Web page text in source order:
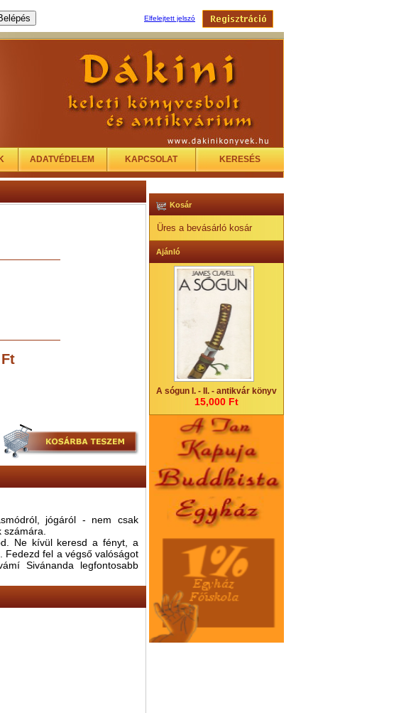
Elfelejtett jelszó
ADATVÉDELEM KAPCSOLAT KERESÉS
Kosár
Üres a bevásárló kosár
Ajánló
A sógun I. - II. - antikvár könyv
15,000 Ft
jógáról - nem csak
Ne kívül keresd a fényt, a
Fedezd fel a végső valóságot
Sivánanda legfontosabb